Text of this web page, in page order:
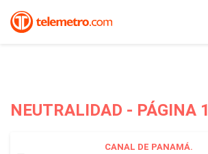
NEUTRALIDAD - PÁGINA 1
CANAL DE PANAMÁ.